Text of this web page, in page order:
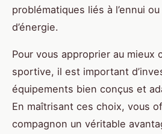
problématiques liés à l’ennui
d’énergie.
Pour vous approprier au mieux
sportive, il est important
équipements bien conçus et
En maîtrisant ces choix, vous
compagnon un véritable